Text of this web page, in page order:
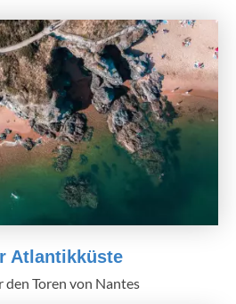
Atlantikküste
Toren von Nantes